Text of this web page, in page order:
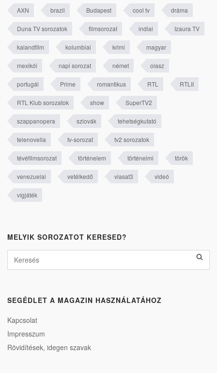
AXN brazil Budapest cool tv dráma
Duna TV sorozatok filmsorozat indiai Izaura TV
kalandfilm kolumbiai krimi magyar
mexikói napi sorozat német olasz
portugál Prime romantikus RTL RTLII
RTL Klub sorozatok show SuperTV2
szappanopera szlovák tehetségkutató
telenovella tv-sorozat tv2 sorozatok
tévéfilmsorozat történelem történelmi török
venezuelai vetélkedő viasat3 videó
vígjáték
MELYIK SOROZATOT KERESED?
SEGÉDLET A MAGAZIN HASZNÁLATÁHOZ
Kapcsolat
Impresszum
Rövidítések, idegen szavak